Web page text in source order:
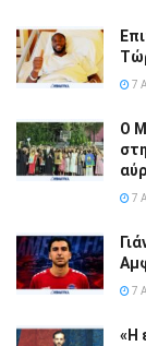
7
Ο
7
7
«Η